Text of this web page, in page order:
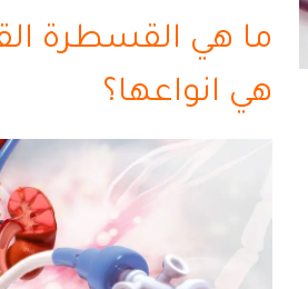
ما هي القسطرة
هي انواعها؟